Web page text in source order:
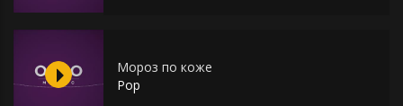
Мороз по коже
Pop